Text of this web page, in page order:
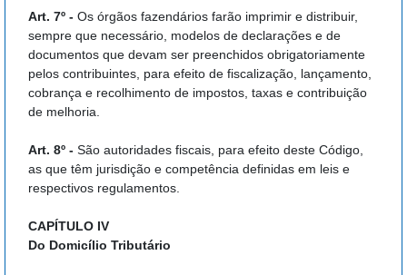
Art. 7º - Os órgãos fazendários farão imprimir e distribuir,
sempre que necessário, modelos de declarações e de
documentos que devam ser preenchidos obrigatoriamente
pelos contribuintes, para efeito de fiscalização, lançamento,
cobrança e recolhimento de impostos, taxas e contribuição
de melhoria.
Art. 8º - São autoridades fiscais, para efeito deste Código,
as que têm jurisdição e competência definidas em leis e
respectivos regulamentos.
CAPÍTULO IV
Do Domicílio Tributário